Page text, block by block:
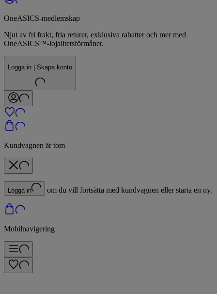
OneASICS-medlemskap
Njut av fri frakt, fria returer, exklusiva rabatter och mer med
OneASICS™-lojalitetsförmåner.
Logga in | Skapa konto
Kundvagnen är tom
Logga in om du vill fortsätta med kundvagnen eller starta en ny.
Mobilnavigering